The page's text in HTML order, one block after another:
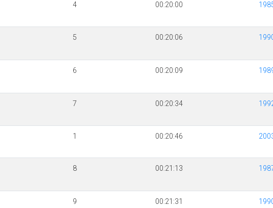
4 00:20:00
5 00:20:06
6 00:20:09
7 00:20:34
1 00:20:46
8 00:21:13
9 00:21:31